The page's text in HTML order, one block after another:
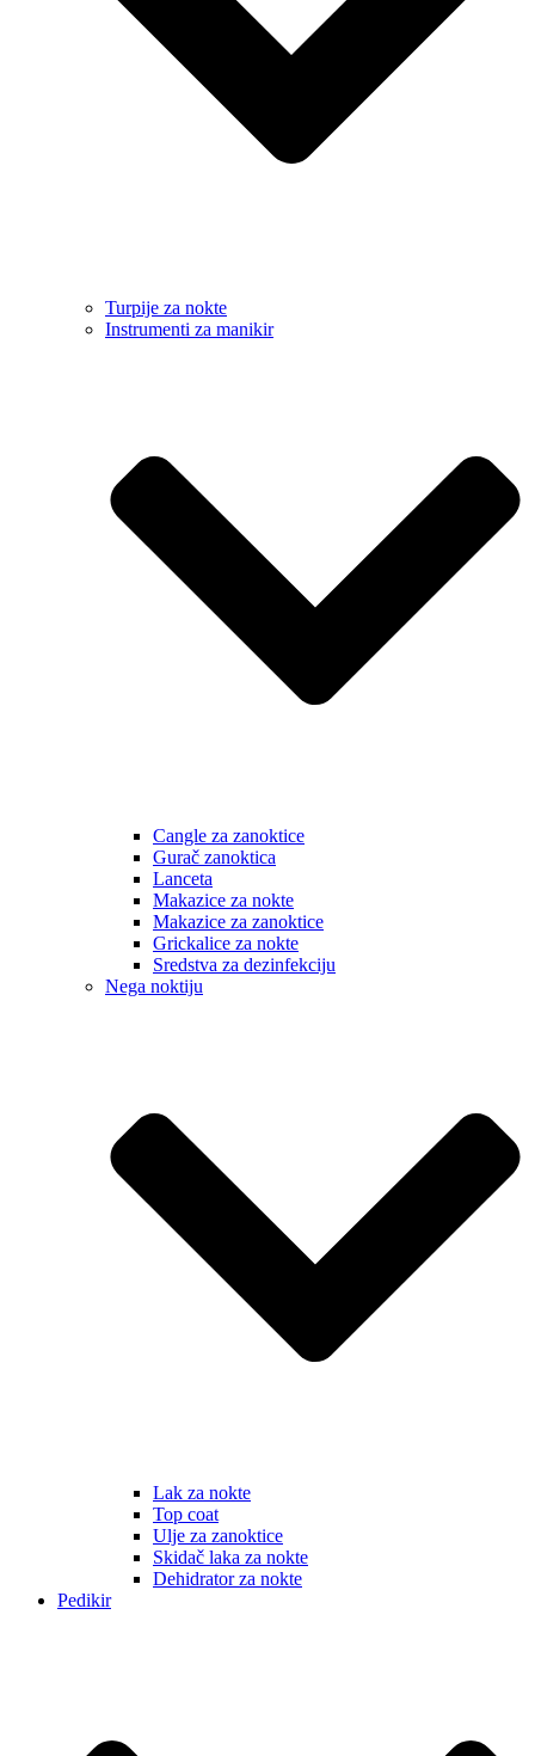
Turpije za nokte
Instrumenti za manikir
Cangle za zanoktice
Gurač zanoktica
Lanceta
Makazice za nokte
Makazice za zanoktice
Grickalice za nokte
Sredstva za dezinfekciju
Nega noktiju
Lak za nokte
Top coat
Ulje za zanoktice
Skidač laka za nokte
Dehidrator za nokte
Pedikir